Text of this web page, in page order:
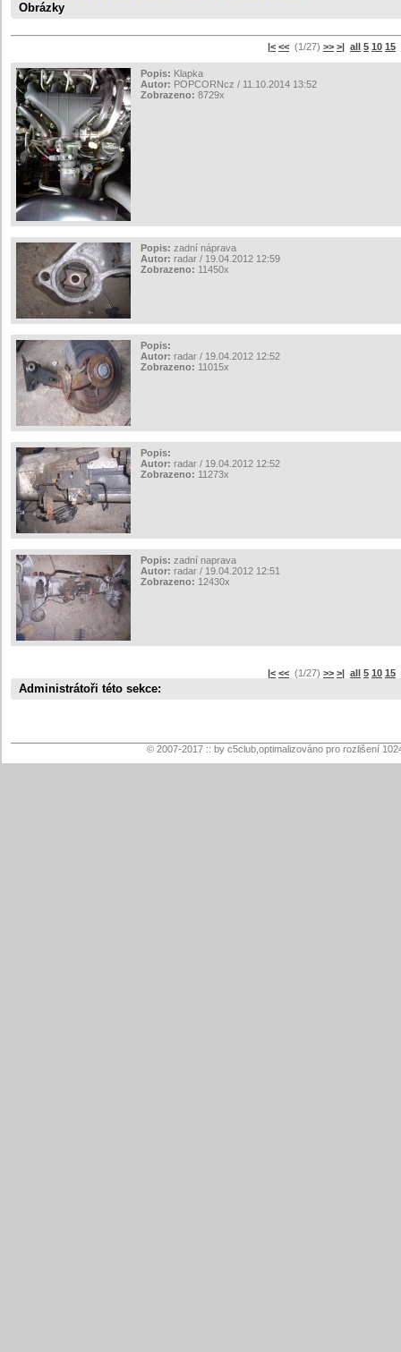
Obrázky
|< << (1/27) >> >| all 5 10 15
Popis: Klapka
Autor: POPCORNcz / 11.10.2014 13:52
Zobrazeno: 8729x
Popis: zadní náprava
Autor: radar / 19.04.2012 12:59
Zobrazeno: 11450x
Popis:
Autor: radar / 19.04.2012 12:52
Zobrazeno: 11015x
Popis:
Autor: radar / 19.04.2012 12:52
Zobrazeno: 11273x
Popis: zadní naprava
Autor: radar / 19.04.2012 12:51
Zobrazeno: 12430x
|< << (1/27) >> >| all 5 10 15
Administrátoři této sekce:
© 2007-2017 :: by c5club,optimalizováno pro rozlišení